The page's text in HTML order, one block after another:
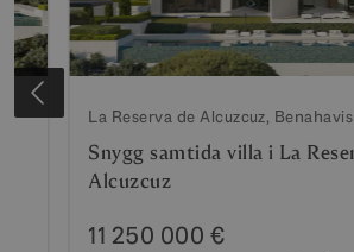
La Reserva de Alcuzcuz, Benahavis
Snygg samtida villa i La
Alcuzcuz
11 250 000 €